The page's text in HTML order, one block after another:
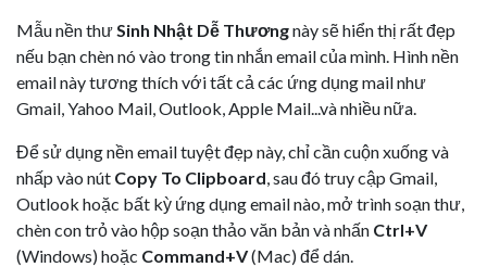
Mẫu nền thưSinh Nhật Dễ Thươngnày sẽ hiển thị rất đẹp
nếu bạn chèn nó vào trong tin nhắn email của mình. Hình nền
email này tương thích với tất cả các ứng dụng mail như
Gmail, Yahoo Mail, Outlook, Apple Mail...và nhiều nữa.
Để sử dụng nền email tuyệt đẹp này, chỉ cần cuộn xuống và
nhấp vào nút Copy To Clipboard, sau đó truy cập Gmail,
Outlook hoặc bất kỳ ứng dụng email nào, mở trình soạn thư,
chèn con trỏ vào hộp soạn thảo văn bản và nhấn Ctrl+V
(Windows) hoặc Command+V(Mac) để dán.